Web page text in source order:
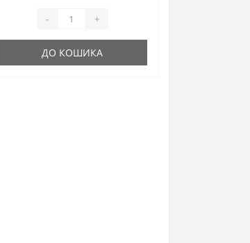
- +
ДО КОШИКА